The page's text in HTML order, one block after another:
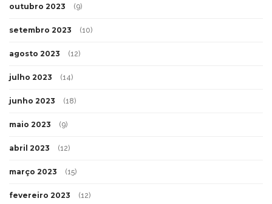
outubro 2023 (9)
setembro 2023 (10)
agosto 2023 (12)
julho 2023 (14)
junho 2023 (18)
maio 2023 (9)
abril 2023 (12)
março 2023 (15)
fevereiro 2023 (12)